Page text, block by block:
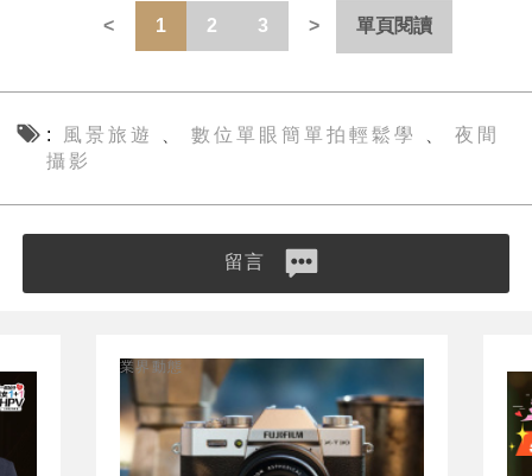
1 2 3 單頁閱讀
風景旅遊 數位單眼簡單拍輕鬆學
夜間
攝影
留言
業界動態